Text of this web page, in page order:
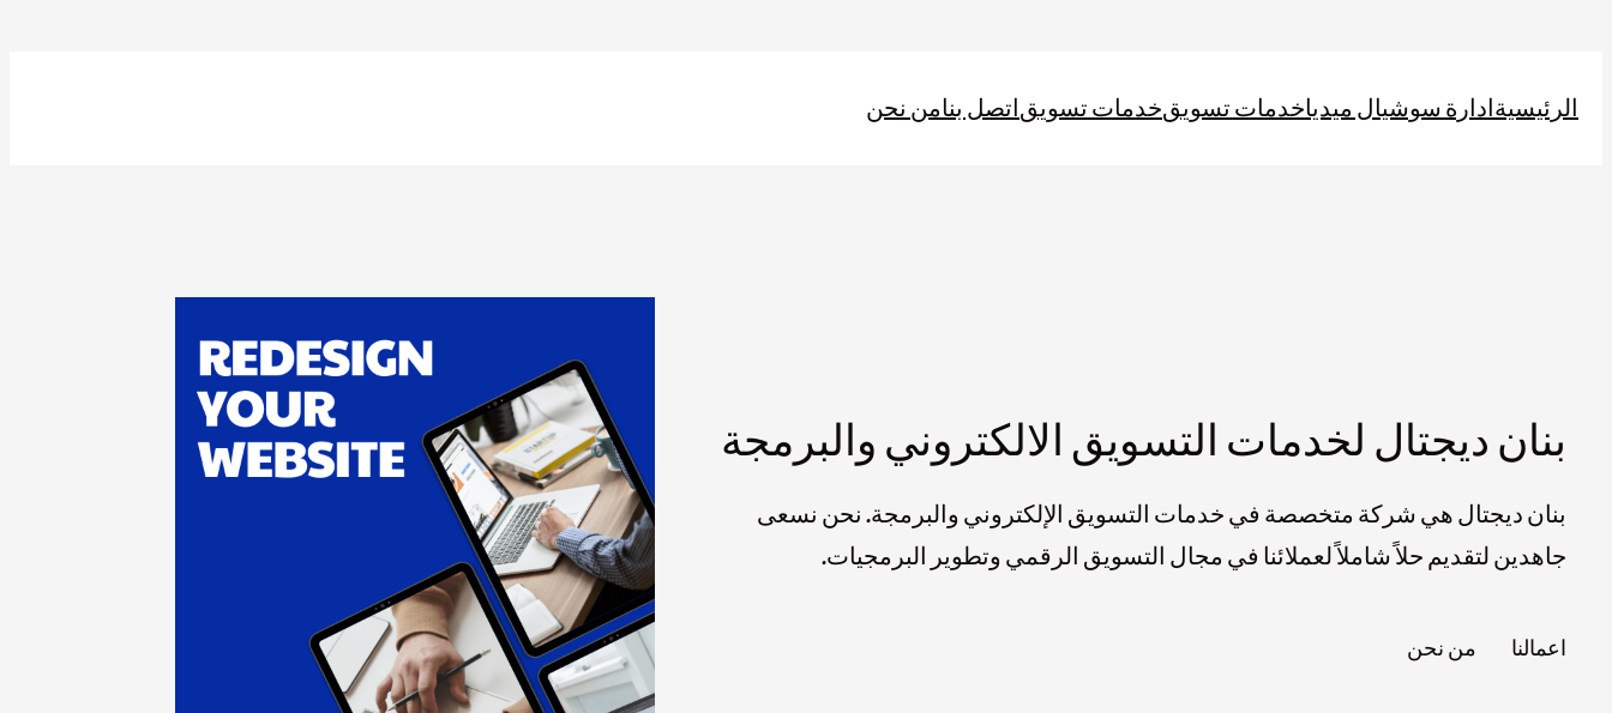
الرئيسيةادارة سوشيال ميدياخدمات تسويقخدمات تسويقاتصل بنامن نحن
بنان ديجتال لخدمات التسويق الالكتروني والبرمجة
بنان ديجتال هي شركة متخصصة في خدمات التسويق الإلكتروني والبرمجة. نحن نسعى
جاهدين لتقديم حلاً شاملاً لعملائنا في مجال التسويق الرقمي وتطوير البرمجيات.
اعمالنا من نحن